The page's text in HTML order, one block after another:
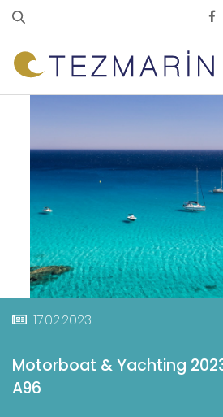
17.02.2023
Motorboat & Yachting
A96